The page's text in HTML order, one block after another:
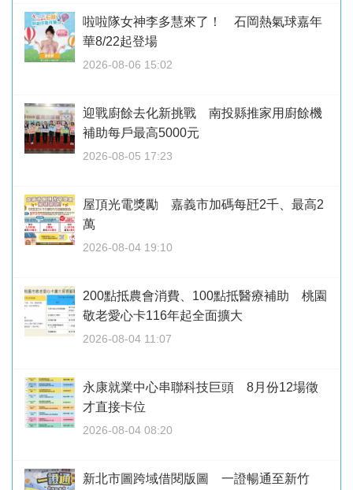
啦啦隊女神李多慧來了！ 石岡熱氣球嘉年
華8/22起登場
2026-08-06 15:02
迎戰廚餘去化新挑戰 南投縣推家用廚餘機
補助每戶最高5000元
2026-08-05 17:23
屋頂光電獎勵 嘉義市加碼每瓩2千、最高2
萬
2026-08-04 19:10
200點抵農會消費、100點抵醫療補助 桃園
敬老愛心卡116年起全面擴大
2026-08-04 11:07
永康就業中心串聯科技巨頭 8月份12場徵
才直接卡位
2026-08-04 08:20
新北市圖跨域借閱版圖 一證暢通至新竹